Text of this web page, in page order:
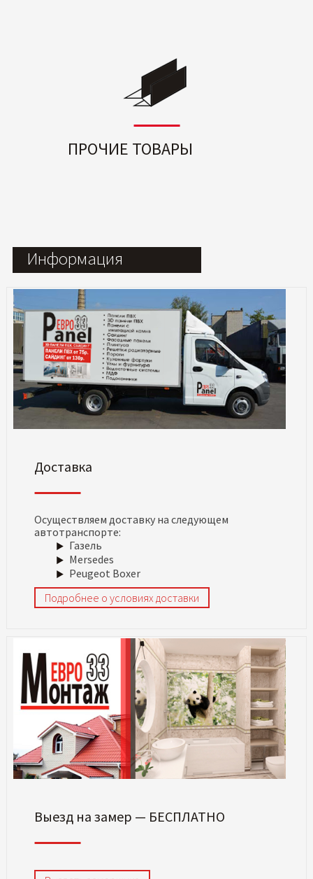
ПРОЧИЕ ТОВАРЫ
Информация
Доставка
Осуществляем доставку на следующем
автотранспорте:
Газель
Mersedes
Peugeot Boxer
Подробнее о условиях доставки
Выезд на замер — БЕСПЛАТНО